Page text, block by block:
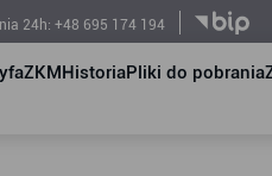
24h: +48 695 174 194
ZKMHistoriaPliki do pobrania